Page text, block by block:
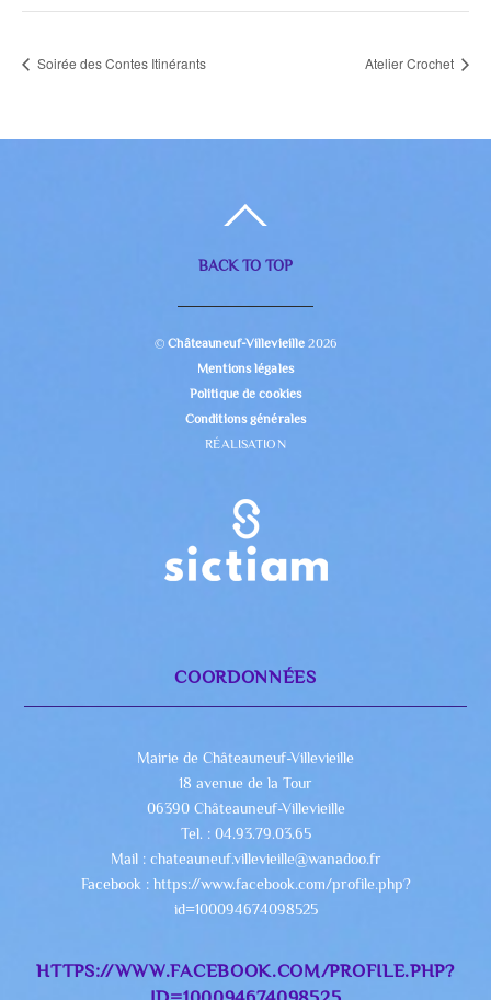
Soirée des Contes Itinérants Atelier Crochet
BACK TO TOP
©Châteauneuf-Villevieille 2026
Mentions légales
Politique de cookies
Conditions générales
RÉALISATION
COORDONNÉES
Mairie de Châteauneuf-Villevieille
18 avenue de la Tour
06390 Châteauneuf-Villevieille
Tel. : 04.93.79.03.65
Mail : chateauneuf.villevieille@wanadoo.fr
Facebook : https://www.facebook.com/profile.php?
id=100094674098525
HTTPS://WWW.FACEBOOK.COM/PROFILE.PHP?